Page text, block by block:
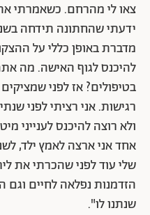
צאו לי מהרחם. כשאמרתי
ידעתי שהחתונה תידחה
מדברת באופן כללי על
להיכנס לגוף האישה. מה
בטיפולים? אז לפני
רגישות. אני רציתי לפני
ולא רוצה להיכנס לענייני
אחד אני ארצה לאמץ ילד,
שלי עוד לפני שהכרתי את
הזדמנות נפלאה לחיים וגם
שנתנו לו".